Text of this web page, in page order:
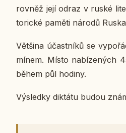
rovněž její odraz v ruské
to­ric­ké paměti národů
Vět­ši­na účast­ní­ků se
mí­nem. Místo na­bí­ze­ných
během půl hodiny.
Vý­sled­ky dik­tá­tu budou